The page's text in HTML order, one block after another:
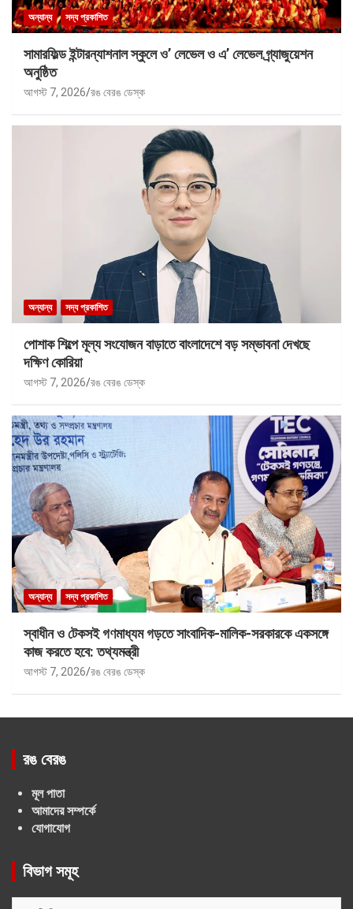
অন্যান্য সদ্য প্রকাশিত
সামারফিল্ড ইন্টারন্যাশনাল স্কুলে ও’ লেভেল ও এ’ লেভেল গ্র্যাজুয়েশন
অনুষ্ঠিত
আগস্ট 7, 2026 রঙ বেরঙ ডেস্ক
অন্যান্য সদ্য প্রকাশিত
পোশাক শিল্পে মূল্য সংযোজন বাড়াতে বাংলাদেশে বড় সম্ভাবনা দেখছে
দক্ষিণ কোরিয়া
আগস্ট 7, 2026 রঙ বেরঙ ডেস্ক
অন্যান্য সদ্য প্রকাশিত
স্বাধীন ও টেকসই গণমাধ্যম গড়তে সাংবাদিক-মালিক-সরকারকে একসঙ্গে
কাজ করতে হবে: তথ্যমন্ত্রী
আগস্ট 7, 2026 রঙ বেরঙ ডেস্ক
রঙ বেরঙ
মূল পাতা
আমাদের সম্পর্কে
যোগাযোগ
বিভাগ সমূহ